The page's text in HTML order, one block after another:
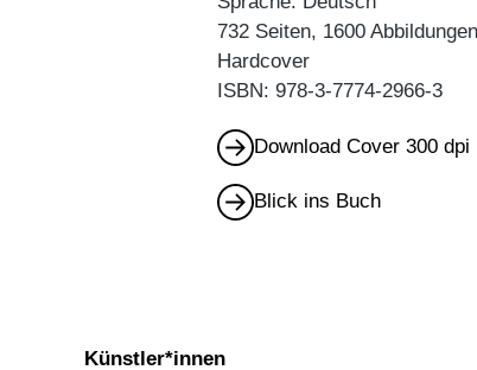
732 Seiten, 1600
Hardcover
ISBN: 978-3-7774-2966-3
Download Cover 300 dpi
Blick ins Buch
Künstler*innen